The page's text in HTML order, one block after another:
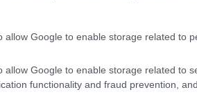
allow Google to enable storage related to
allow Google to enable storage related to
functionality and fraud prevention,